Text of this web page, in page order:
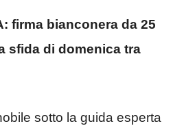
firma bianconera da 25
sfida di domenica tra
sotto la guida esperta